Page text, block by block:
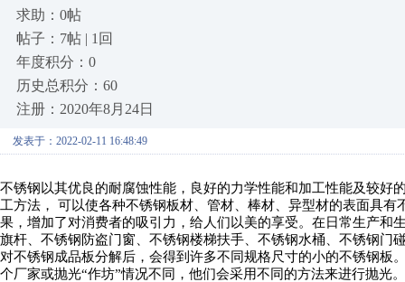
求助：0帖
帖子：7帖 | 1回
年度积分：0
历史总积分：60
注册：2020年8月24日
发表于：2022-02-11 16:48:49
不锈钢以其优良的耐腐蚀性能，良好的力学性能和加工性能及较好
工方法，
可以使各种不锈钢板材、管材、棒材、异型材的表面具
果，增加了对消费者的吸引力，给人们以美的享受。在日常生产
旗杆、不锈钢防盗门窗、不锈钢楼梯扶手、不锈钢水桶、不锈钢门
对不锈钢成品板分解后，会得到许多不同规格尺寸的小的不锈钢
个厂家或抛光“作坊”情况不同，他们会采用不同的方法来进行抛光